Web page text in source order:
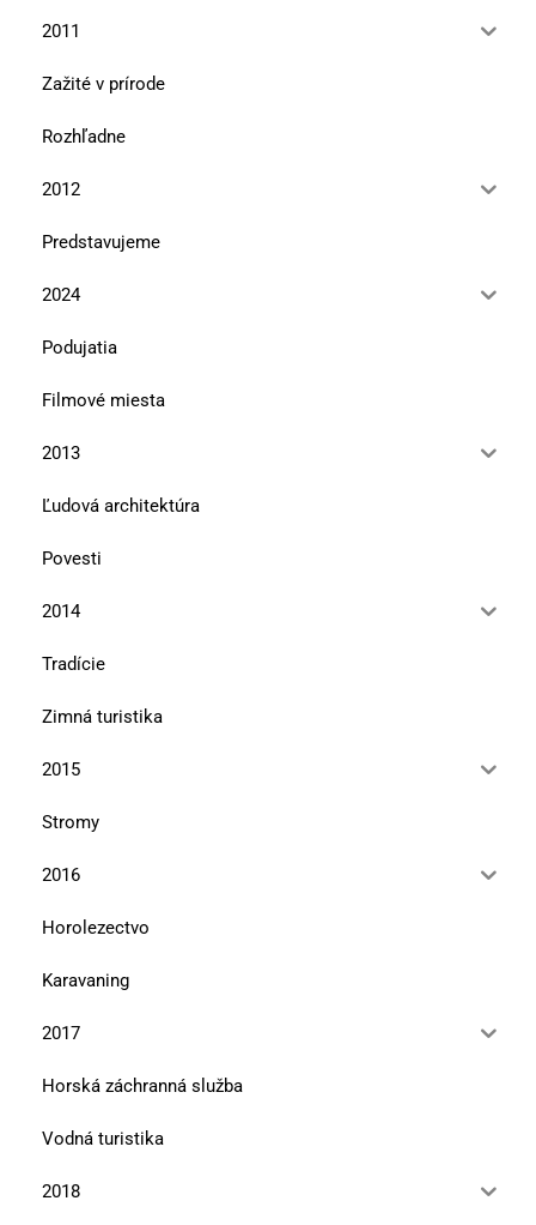
2011
Zažité v prírode
Rozhľadne
2012
Predstavujeme
2024
Podujatia
Filmové miesta
2013
Ľudová architektúra
Povesti
2014
Tradície
Zimná turistika
2015
Stromy
2016
Horolezectvo
Karavaning
2017
Horská záchranná služba
Vodná turistika
2018